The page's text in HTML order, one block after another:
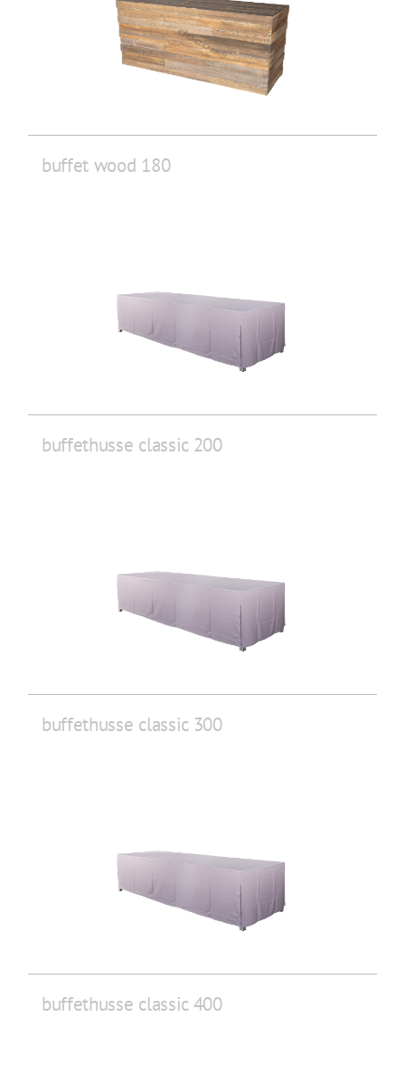
buffet wood 180
buffethusse classic 200
buffethusse classic 300
buffethusse classic 400